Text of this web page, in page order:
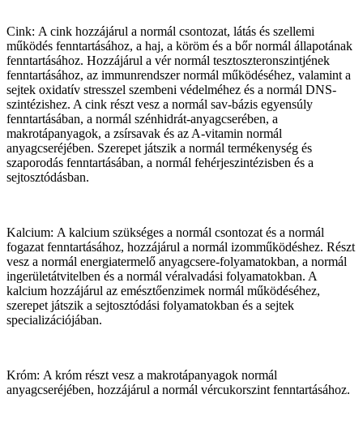
Cink: A cink hozzájárul a normál csontozat, látás és szellemi
működés fenntartásához, a haj, a köröm és a bőr normál állapotának
fenntartásához. Hozzájárul a vér normál tesztoszteronszintjének
fenntartásához, az immunrendszer normál működéséhez, valamint a
sejtek oxidatív stresszel szembeni védelméhez és a normál DNS-
szintézishez. A cink részt vesz a normál sav-bázis egyensúly
fenntartásában, a normál szénhidrát-anyagcserében, a
makrotápanyagok, a zsírsavak és az A-vitamin normál
anyagcseréjében. Szerepet játszik a normál termékenység és
szaporodás fenntartásában, a normál fehérjeszintézisben és a
sejtosztódásban.
Kalcium: A kalcium szükséges a normál csontozat és a normál
fogazat fenntartásához, hozzájárul a normál izomműködéshez. Részt
vesz a normál energiatermelő anyagcsere-folyamatokban, a normál
ingerületátvitelben és a normál véralvadási folyamatokban. A
kalcium hozzájárul az emésztőenzimek normál működéséhez,
szerepet játszik a sejtosztódási folyamatokban és a sejtek
specializációjában.
Króm: A króm részt vesz a makrotápanyagok normál
anyagcseréjében, hozzájárul a normál vércukorszint fenntartásához.